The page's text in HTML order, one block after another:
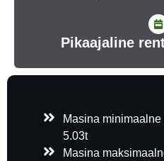
Pikaajaline
Masina
5.03t
Masina